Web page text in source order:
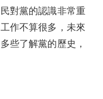
對黨的認識非常重
作不算很多，未來
些了解黨的歷史，